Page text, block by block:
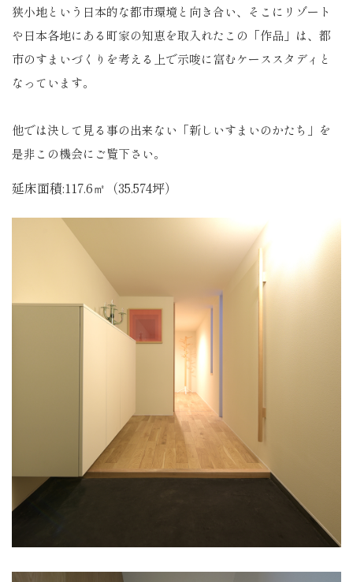
狭小地という日本的な都市環境と向き合い、そこにリゾート
や日本各地にある町家の知恵を取入れたこの「作品」は、都
市のすまいづくりを考える上で示唆に富むケーススタディと
なっています。
他では決して見る事の出来ない「新しいすまいのかたち」を
是非この機会にご覧下さい。
延床面積:117.6㎡（35.574坪）